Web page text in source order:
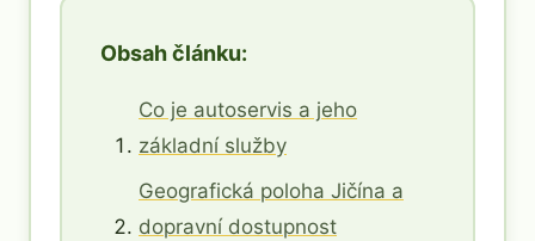
Obsah článku:
Co je autoservis a jeho
základní služby
Geografická poloha Jičína a
dopravní dostupnost